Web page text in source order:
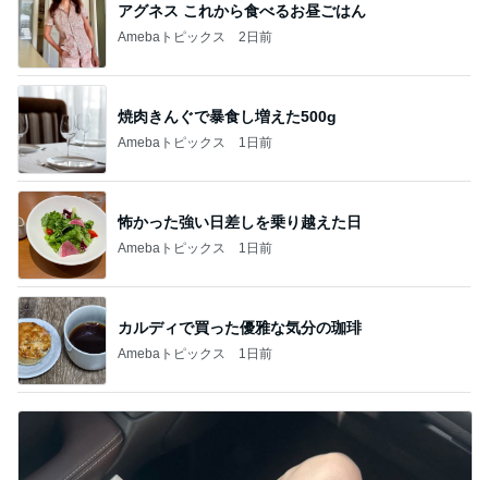
アグネス これから食べるお昼ごはん
Amebaトピックス 2日前
焼肉きんぐで暴食し増えた500g
Amebaトピックス 1日前
怖かった強い日差しを乗り越えた日
Amebaトピックス 1日前
カルディで買った優雅な気分の珈琲
Amebaトピックス 1日前